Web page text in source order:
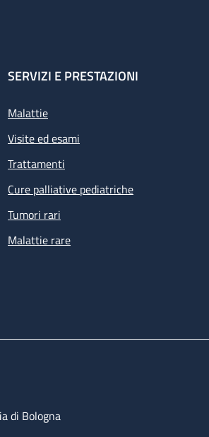
SERVIZI E PRESTAZIONI
Malattie
Visite ed esami
Trattamenti
Cure palliative pediatriche
Tumori rari
Malattie rare
di Bologna